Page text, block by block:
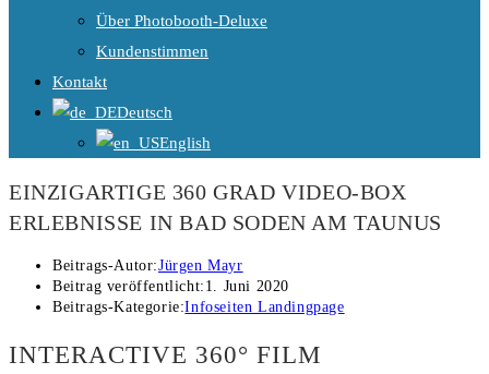
Über Photobooth-Deluxe
Kundenstimmen
Kontakt
Deutsch
English
EINZIGARTIGE 360 GRAD VIDEO-BOX
ERLEBNISSE IN BAD SODEN AM TAUNUS
Beitrags-Autor:Jürgen Mayr
Beitrag veröffentlicht: 1. Juni 2020
Beitrags-Kategorie:Infoseiten Landingpage
INTERACTIVE 360° FILM